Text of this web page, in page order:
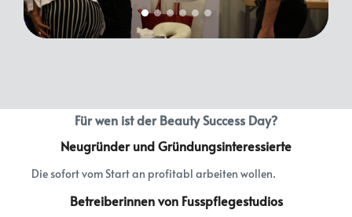
Für wen ist der Beauty Success Day?
Neugründer und Gründungsinteressierte
Die sofort vom Start an profitabl arbeiten wollen.
Betreiberinnen von Fusspflegestudios